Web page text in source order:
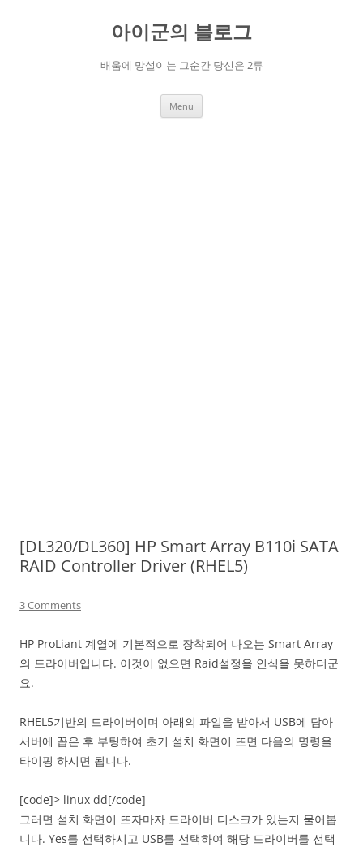
아이군의 블로그
배움에 망설이는 그순간 당신은 2류
Menu
[DL320/DL360] HP Smart Array B110i SATA
RAID Controller Driver (RHEL5)
3 Comments
HP ProLiant 계열에 기본적으로 장착되어 나오는 Smart Array
의 드라이버입니다. 이것이 없으면 Raid설정을 인식을 못하더군
요.
RHEL5기반의 드라이버이며 아래의 파일을 받아서 USB에 담아
서버에 꼽은 후 부팅하여 초기 설치 화면이 뜨면 다음의 명령을
타이핑 하시면 됩니다.
[code]> linux dd[/code]
그러면 설치 화면이 뜨자마자 드라이버 디스크가 있는지 물어봅
니다. Yes를 선택하시고 USB를 선택하여 해당 드라이버를 선택